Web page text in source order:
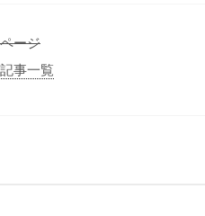
ージ
事一覧